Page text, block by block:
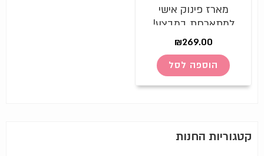
קטגוריות החנות
מארז פינוק אישי
למתארחת במבצע!
₪269.00
הוספה לסל